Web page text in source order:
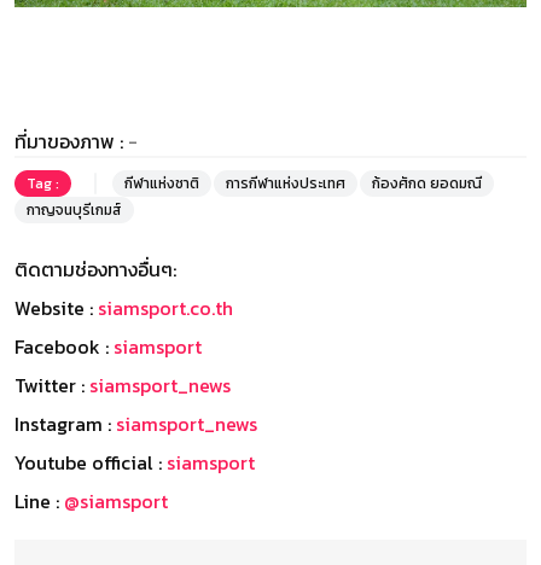
ที่มาของภาพ : -
Tag : กีฬาแห่งชาติ การกีฬาแห่งประเทศ
ก้องศักด ยอดมณี
กาญจนบุรีเกมส์
ติดตามช่องทางอื่นๆ:
Website : siamsport.co.th
Facebook : siamsport
Twitter : siamsport_news
Instagram : siamsport_news
Youtube official : siamsport
Line : @siamsport